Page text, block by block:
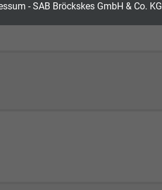
- SAB Bröckskes GmbH & Co. KG